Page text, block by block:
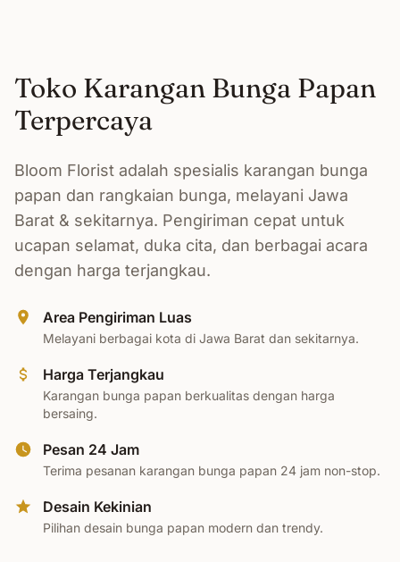
Toko Karangan Bunga Papan
Terpercaya
Bloom Florist adalah spesialis karangan bunga
papan dan rangkaian bunga, melayani Jawa
Barat & sekitarnya. Pengiriman cepat untuk
ucapan selamat, duka cita, dan berbagai acara
dengan harga terjangkau.
Area Pengiriman Luas
Melayani berbagai kota di Jawa Barat dan sekitarnya.
Harga Terjangkau
Karangan bunga papan berkualitas dengan harga
bersaing.
Pesan 24 Jam
Terima pesanan karangan bunga papan 24 jam non-stop.
Desain Kekinian
Pilihan desain bunga papan modern dan trendy.